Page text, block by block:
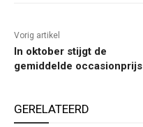
Vorig artikel
In oktober stijgt de
gemiddelde occasionprijs
GERELATEERD